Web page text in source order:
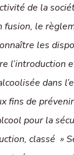
de la
fusion, le
les
l’introduction
dans
fins de
pour la
classé »